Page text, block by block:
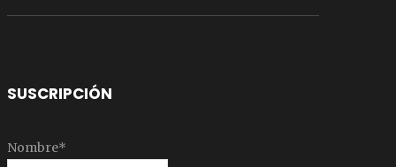
SUSCRIPCIÓN
Nombre*